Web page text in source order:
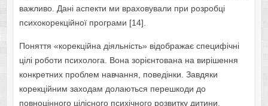
важливо. Дані аспекти ми враховували при розробці
психокорекційної програми [14].
Поняття «корекційна діяльність» відображає специфічні
цілі роботи психолога. Вона зорієнтована на вирішення
конкретних проблем навчання, поведінки. Завдяки
корекційним заходам долаються перешкоди до
повноцінного цілісного психічного розвитку дитини.